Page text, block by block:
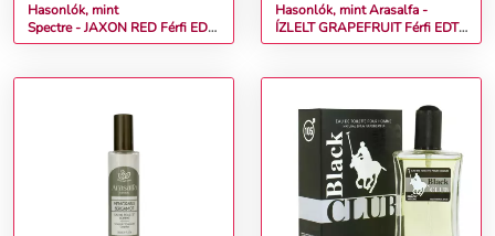
Hasonlók, mint
Spectre - JAXON RED Férfi EDT
100 ml
Hasonlók, mint Arasalfa -
ÍZLELT GRAPEFRUIT Férfi EDT
30ml